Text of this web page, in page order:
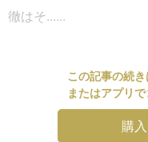
徹はそ......
この記事の続き
またはアプリ
購